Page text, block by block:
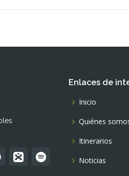
Enlaces de
Inicio
Quiénes
Itinerarios
Noticias